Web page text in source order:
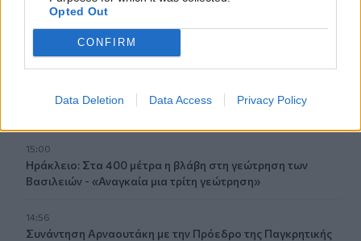
Opted Out
CONFIRM
Data Deletion Data Access Privacy Policy
Δημοτική Αγορά Χανίων: Οι επιχειρηματικοί φορείς
προτείνουν το μοντέλο της Κυψέλης
«Έκανα το αυτονόητο»: Τι είπε ο ρεπόρτερ που έσωσε
15:00
Ηράκλειο: Στα 400 μέτρα η βλάβη στη γεώτρηση των
Βασιλειών - «Αναγκαία μια τρίτη γεώτρηση»
14:56
Συνάντηση Αρναουτάκη με την Πρόεδρο της Παγκρητικής